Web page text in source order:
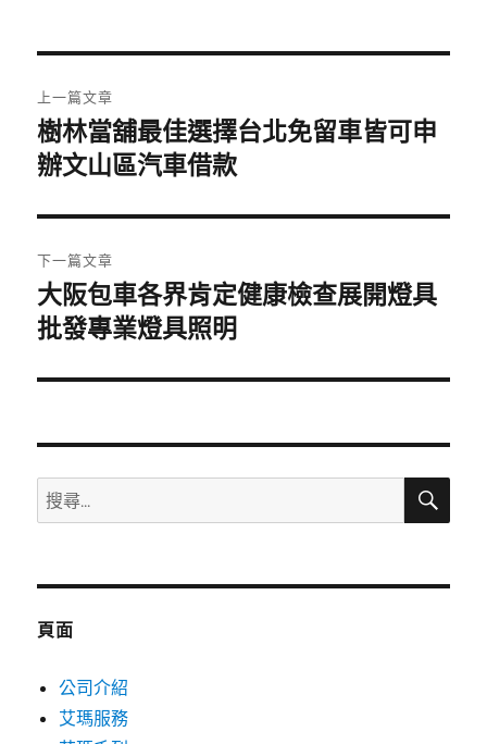
章
導
覽
上一篇文章
上
一
文
章:
樹林當舖最佳選擇台北免留車皆可申
辦文山區汽車借款
下一篇文章
下
一
文
大阪包車各界肯定健康檢查展開燈具
批發專業燈具照明
搜
尋
鍵
搜
頁面
公司介紹
艾瑪服務